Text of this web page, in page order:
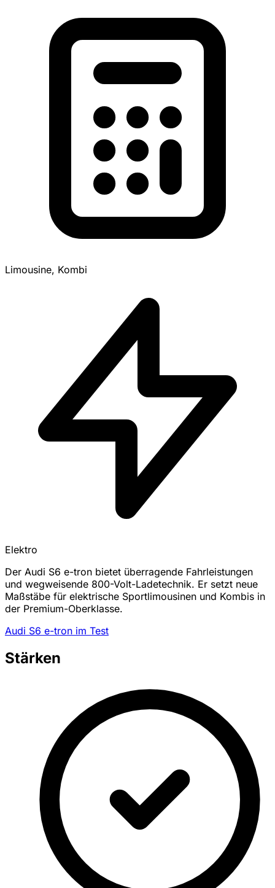
Limousine, Kombi
Elektro
Der Audi S6 e-tron bietet überragende Fahrleistungen
und wegweisende 800-Volt-Ladetechnik. Er setzt neue
Maßstäbe für elektrische Sportlimousinen und Kombis in
der Premium-Oberklasse.
Audi S6 e-tron im Test
Stärken